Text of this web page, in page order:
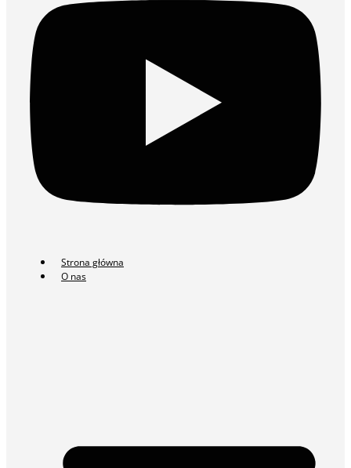
Strona główna
O nas